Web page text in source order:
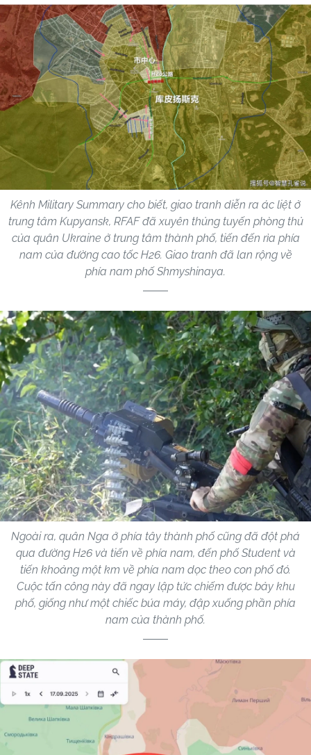
Kênh Military Summary cho biết, giao tranh diễn ra ác liệt ở
trung tâm Kupyansk, RFAF đã xuyên thủng tuyến phòng thủ
của quân Ukraine ở trung tâm thành phố, tiến đến rìa phía
nam của đường cao tốc H26. Giao tranh đã lan rộng về
phía nam phố Shmyshinaya.
Ngoài ra, quân Nga ở phía tây thành phố cũng đã đột phá
qua đường H26 và tiến về phía nam, đến phố Student và
tiến khoảng một km về phía nam dọc theo con phố đó.
Cuộc tấn công này đã ngay lập tức chiếm được bảy khu
phố, giống như một chiếc búa máy, đập xuống phần phía
nam của thành phố.